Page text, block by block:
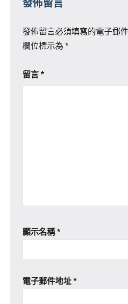
發佈留言
發佈留言必須填寫的電子郵
欄位標示為 *
留言 *
顯示名稱*
電子郵件地址 *